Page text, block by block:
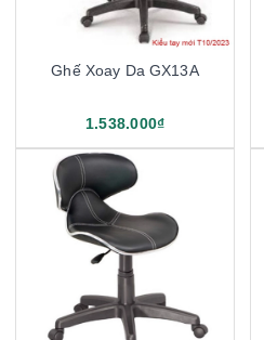
Ghế Xoay Da GX13A
1.538.000₫